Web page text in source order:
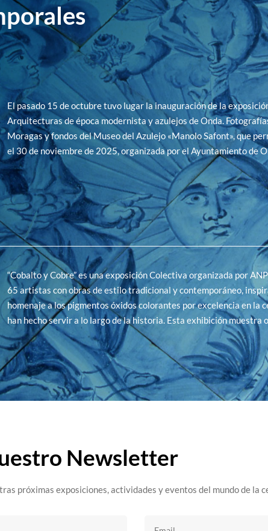
El pasado 15 de octubre tuvo lugar la inauguración de la
Arquitecturas de época modernista y azulejos de Onda.
Moragas y fondos del Museo del Azulejo «Manolo Safont», que
el 30 de noviembre de 2025, organizada por el Ayuntamiento de
“Cobalto y Cobre” es una exposición Colectiva organizada por
65 artistas con obras de estilo tradicional y contemporáneo,
homenaje a los pigmentos óxidos colorantes por excelencia en la
han hecho servir a lo largo de la historia. Esta exhibición muestra
Newsletter
próximas exposiciones, actividades y eventos del mundo de la